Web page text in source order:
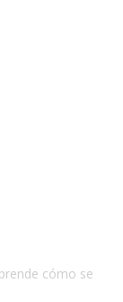
cómo se